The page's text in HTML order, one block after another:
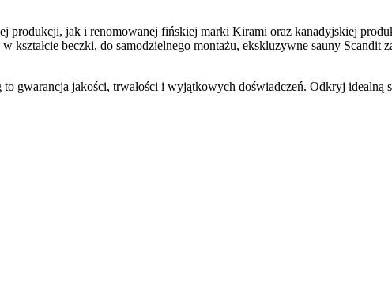
produkcji, jak i renomowanej fińskiej marki Kirami oraz kanadyjskiej
beczki, do samodzielnego montażu, ekskluzywne sauny Scandit
gwarancja jakości, trwałości i wyjątkowych doświadczeń. Odkryj idealną